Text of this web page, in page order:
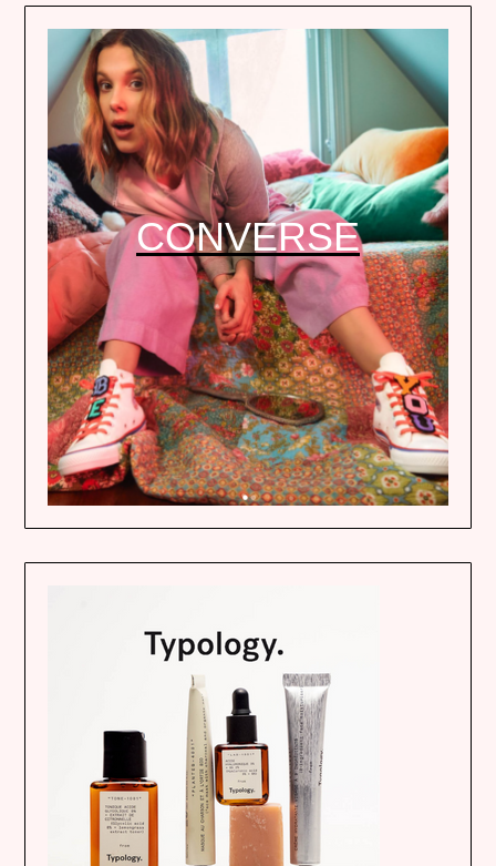
CONVERSE